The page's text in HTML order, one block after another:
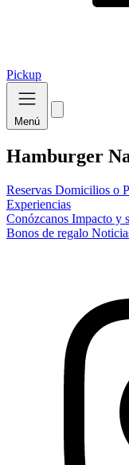
Pickup
Menú
Hamburger
Reservas Domicilios o
Experiencias
Conózcanos Impacto y
Bonos de regalo